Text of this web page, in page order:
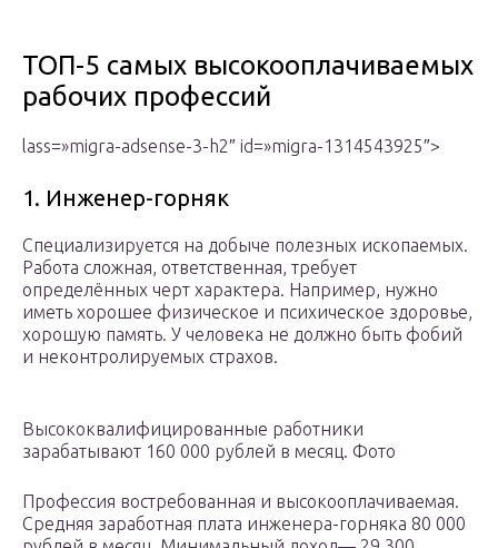
ТОП-5 самых высокооплачиваемых
рабочих профессий
lass=»migra-adsense-3-h2″ id=»migra-1314543925″>
1. Инженер-горняк
Специализируется на добыче полезных ископаемых.
Работа сложная, ответственная, требует
определённых черт характера. Например, нужно
иметь хорошее физическое и психическое здоровье,
хорошую память. У человека не должно быть фобий
и неконтролируемых страхов.
Высококвалифицированные работники
зарабатывают 160 000 рублей в месяц. Фото
Профессия востребованная и высокооплачиваемая.
Средняя заработная плата инженера-горняка 80 000